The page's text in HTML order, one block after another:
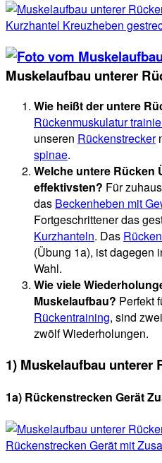
Muskelaufbau unterer
Wie heißt der untere
Rückenmuskulatur
unseren Rückenstrecker
spinae.
Welche untere Rücken
effektivsten? Für
das Beckenheben mit
Fortgeschrittener das
Kurzhanteln. Das
(Übung 1a), ist dagegen
Wahl.
Wie viele
Muskelaufbau? Perfekt
Rückentraining, sind
zwölf Wiederholungen.
1) Muskelaufbau unterer
1a) Rückenstrecken Gerät